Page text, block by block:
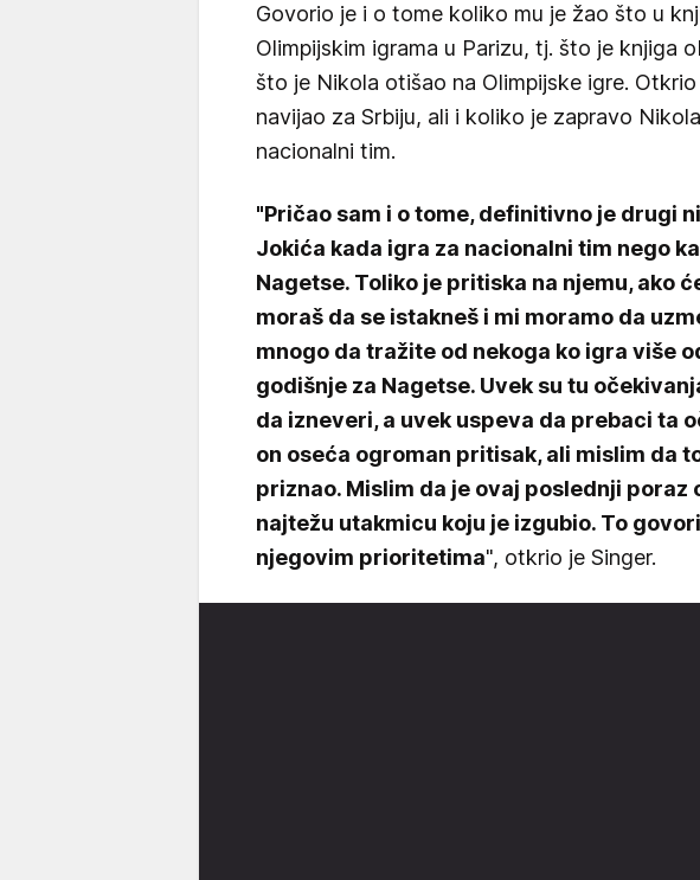
Govorio je i o tome koliko mu je žao što u
Olimpijskim igrama u Parizu, tj. što je knjiga
što je Nikola otišao na Olimpijske igre. Otkrio
navijao za Srbiju, ali i koliko je zapravo
nacionalni tim.
"Pričao sam i o tome, definitivno je drugi
Jokića kada igra za nacionalni tim nego
Nagetse. Toliko je pritiska na njemu, ako
moraš da se istakneš i mi moramo da
mnogo da tražite od nekoga ko igra više
godišnje za Nagetse. Uvek su tu
da izneveri, a uvek uspeva da prebaci ta
on oseća ogroman pritisak, ali mislim da
priznao. Mislim da je ovaj poslednji poraz
najtežu utakmicu koju je izgubio. To
njegovim prioritetima", otkrio je Singer.